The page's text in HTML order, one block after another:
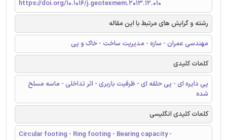
https://doi.org/10.1016/j.geotexmem.2013.12.010
رشته و گرایش های مرتبط با این مقاله
مهندسی عمران - سازه - مدیریت ساخت - خاک و پی
کلمات کلیدی
پی دایره ای - پی حلقه ای - ظرفیت باربری - اثر تداخلی - ماسه مسلح
شده
کلمات کلیدی انگلیسی
Circular footing - Ring footing - Bearing capacity -